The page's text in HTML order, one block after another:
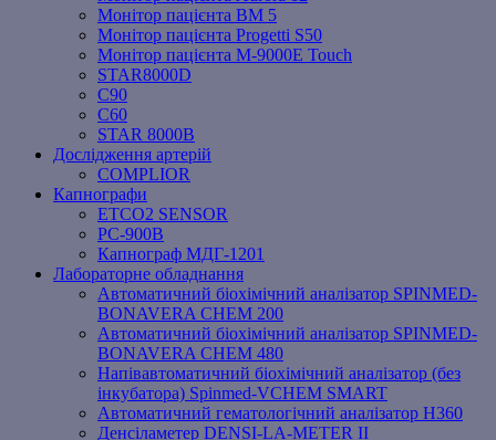
Монітор пацієнта BM 5
Монітор пацієнта Progetti S50
Монітор пацієнта M-9000E Touch
STAR8000D
C90
C60
STAR 8000B
Дослідження артерій
COMPLIOR
Капнографи
ETCO2 SENSOR
PC‐900B
Капнограф МДГ-1201
Лабораторне обладнання
Автоматичний біохімічний аналізатор SPINMED-
BONAVERA CHEM 200
Автоматичний біохімічний аналізатор SPINMED-
BONAVERA CHEM 480
Напівавтоматичний біохімічний аналізатор (без
інкубатора) Spinmed-VCHEM SMART
Автоматичний гематологічний аналізатор Н360
Денсіламетер DENSI-LA-METER ІІ